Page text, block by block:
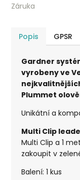
Záruka
Popis GPSR
Gardner
vyrobeny ve
Plummet
Unikátní a
Multi Clip
Multi Clip a 1
zakoupit v
Balení: 1 kus